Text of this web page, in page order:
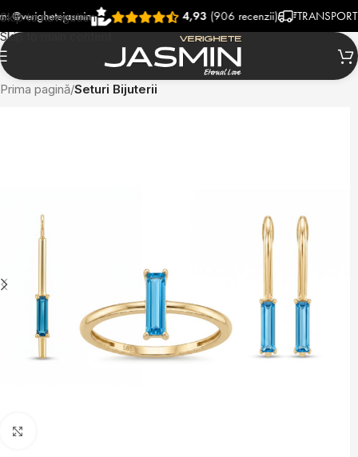
Skip to navigation
Skip to main content
4,93(906 recenzii) TRANSPORT
Prima pagină Seturi Bijuterii